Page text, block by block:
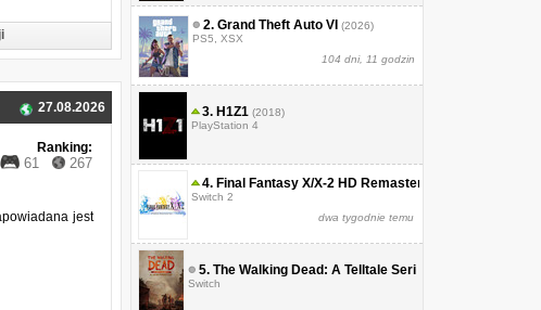
27.08.2026
Ranking:
61 267
jest
2. Grand Theft Auto VI (2026)
PS5, XSX
104 dni, 11 godzin
3. H1Z1 (2018)
PlayStation 4
4. Final Fantasy X/X-2 HD Remaster
Switch 2
dwa tygodnie temu
5. The Walking Dead: A Telltale Series - A New Frontier
Switch